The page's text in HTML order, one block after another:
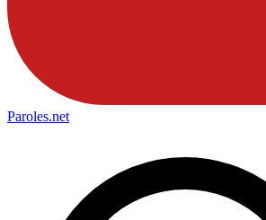
Paroles.net